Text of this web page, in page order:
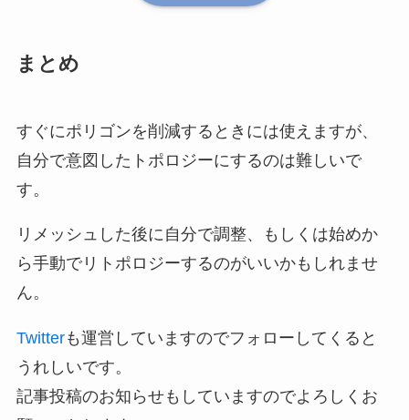
まとめ
すぐにポリゴンを削減するときには使えますが、
自分で意図したトポロジーにするのは難しいで
す。
リメッシュした後に自分で調整、もしくは始めか
ら手動でリトポロジーするのがいいかもしれませ
ん。
Twitterも運営していますのでフォローしてくると
うれしいです。
記事投稿のお知らせもしていますのでよろしくお